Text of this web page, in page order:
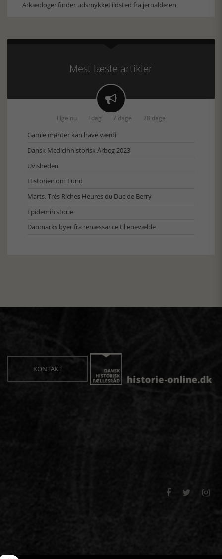
Arkæologer finder udsmykket ildsted fra jernalderen
Mest læste artikler

Lige nu I dag 7 dage 28 dage
Gamle mønter kan have værdi
Dansk Medicinhistorisk Årbog 2023
Uvisheden
Historien om Lund
Marts. Très Riches Heures du Duc de Berry
Epidemihistorie
Danmarks byer fra renæssance til enevælde
KONTAKT
  